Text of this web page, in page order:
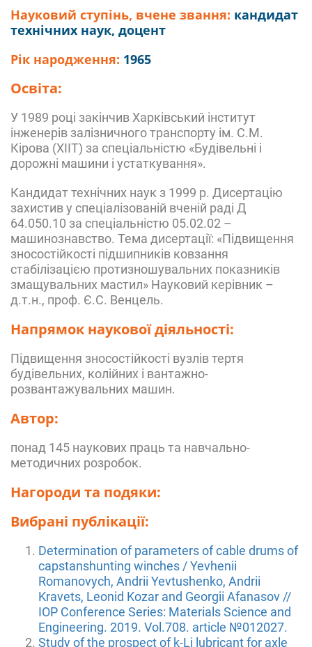
Науковий ступінь, вчене звання: кандидат
технічних наук, доцент
Рік народження: 1965
Освіта:
У 1989 році закінчив Харківський інститут
інженерів залізничного транспорту ім. С.М.
Кірова (ХІІТ) за спеціальністю «Будівельні і
дорожні машини і устаткування».
Кандидат технічних наук з 1999 р. Дисертацію
захистив у спеціалізованій вченій раді Д
64.050.10 за спеціальністю 05.02.02 –
машинознавство. Тема дисертації: «Підвищення
зносостійкості підшипників ковзання
стабілізацією протизношувальних показників
змащувальних мастил» Науковий керівник –
д.т.н., проф. Є.С. Венцель.
Напрямок наукової діяльності:
Підвищення зносостійкості вузлів тертя
будівельних, колійних і вантажно-
розвантажувальних машин.
Автор:
понад 145 наукових праць та навчально-
методичних розробок.
Нагороди та подяки:
Вибрані публікації:
Determination of parameters of cable drums of
capstanshunting winches / Yevhenii
Romanovych, Andrii Yevtushenko, Andrii
Kravets, Leonid Kozar and Georgii Afanasov //
IOP Conference Series: Materials Science and
Engineering. 2019. Vol.708. article №012027.
Study of the prospect of k-Li lubricant for axle